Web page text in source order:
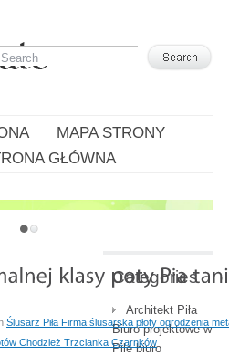
MAPA STRONY
GŁÓWNA
JUST ANOTHER WORDPRESS SITE
Ślusarz Piła Firma ślusarska płoty ogrodzenia
Chodzież Trzcianka Czarnków
Categories
Architekt Piła
Biuro projektowe w
Pile biuro